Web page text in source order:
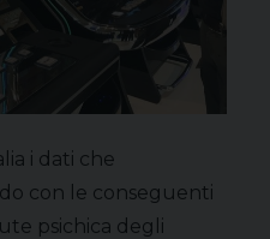
i dati che
con le conseguenti
psichica degli